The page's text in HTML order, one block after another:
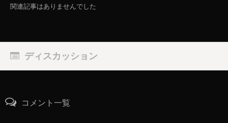
関連記事はありませんでした
ディスカッション
コメント一覧